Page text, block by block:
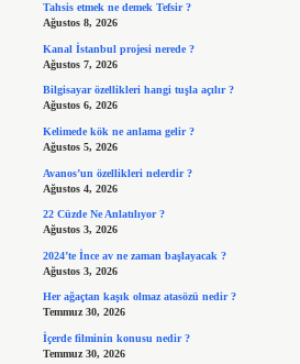
Tahsis etmek ne demek Tefsir ?
Ağustos 8, 2026
Kanal İstanbul projesi nerede ?
Ağustos 7, 2026
Bilgisayar özellikleri hangi tuşla açılır ?
Ağustos 6, 2026
Kelimede kök ne anlama gelir ?
Ağustos 5, 2026
Avanos’un özellikleri nelerdir ?
Ağustos 4, 2026
22 Cüzde Ne Anlatılıyor ?
Ağustos 3, 2026
2024’te İnce av ne zaman başlayacak ?
Ağustos 3, 2026
Her ağaçtan kaşık olmaz atasözü nedir ?
Temmuz 30, 2026
İçerde filminin konusu nedir ?
Temmuz 30, 2026